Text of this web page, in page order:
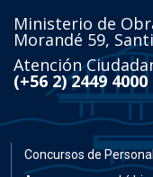
Ministerio de
Morandé 59,
Atención
(+56 2) 2449 4000
Concursos de Personal